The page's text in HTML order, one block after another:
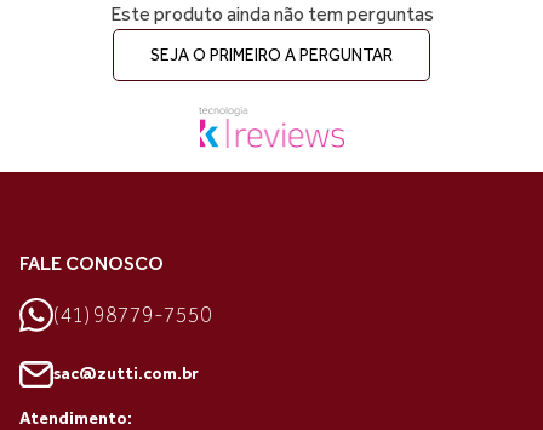
Este produto ainda não tem perguntas
SEJA O PRIMEIRO A PERGUNTAR
FALE CONOSCO
(41) 98779-7550
sac@zutti.com.br
Atendimento: